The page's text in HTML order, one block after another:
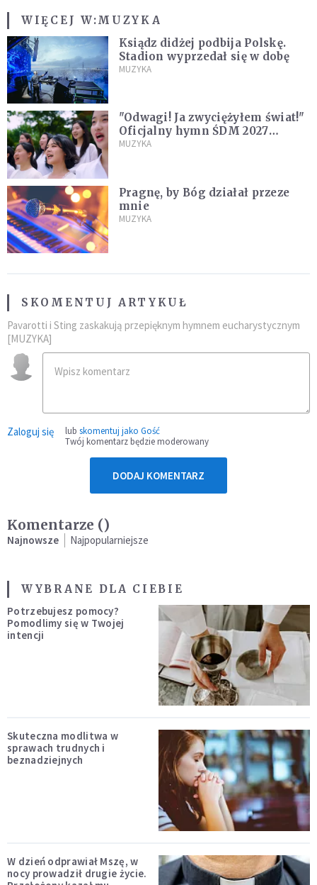
WIĘCEJ W:MUZYKA
Ksiądz didżej podbija Polskę.
Stadion wyprzedał się w dobę
MUZYKA
"Odwagi! Ja zwyciężyłem świat!"
Oficjalny hymn ŚDM 2027
zaprezentowany
MUZYKA
Pragnę, by Bóg działał przeze
mnie
MUZYKA
SKOMENTUJ ARTYKUŁ
Pavarotti i Sting zaskakują przepięknym hymnem eucharystycznym
[MUZYKA]
Zaloguj się lub skomentuj jako Gość
Twój komentarz będzie moderowany
DODAJ KOMENTARZ
Komentarze ()
Najnowsze Najpopularniejsze
WYBRANE DLA CIEBIE
Potrzebujesz pomocy?
Pomodlimy się w Twojej
intencji
Skuteczna modlitwa w
sprawach trudnych i
beznadziejnych
W dzień odprawiał Mszę, w
nocy prowadził drugie życie.